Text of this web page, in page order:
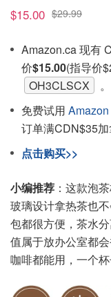
$15.00 $29.99
Amazon.ca 现有
价$15.00(指导价
OH3CLSCX
。
免费试用
订单满CDN$35加
点击购买>>
小编推荐 ：这款泡
玻璃设计拿热茶也
包都很方便，茶水
值属于放办公室都
咖啡都能用，一个